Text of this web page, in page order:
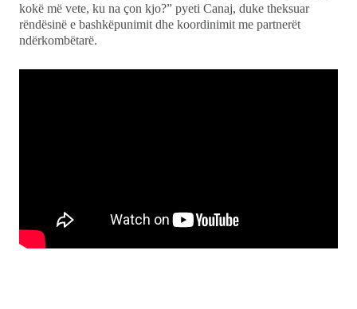
kokë më vete, ku na çon kjo?” pyeti Canaj, duke theksuar
rëndësinë e bashkëpunimit dhe koordinimit me partnerët
ndërkombëtarë.